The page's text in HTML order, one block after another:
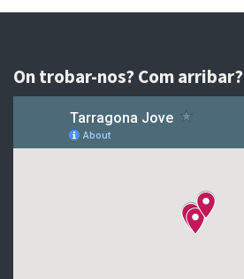
On trobar-nos? Com arribar?